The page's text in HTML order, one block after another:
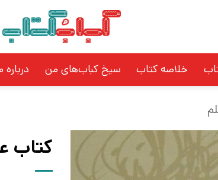
خلاصه کتاب سیخ کباب‌های من درباره
کتاب